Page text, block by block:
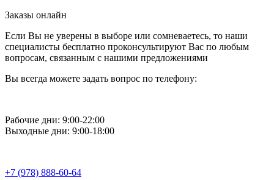
Заказы онлайн
Если Вы не уверены в выборе или сомневаетесь, то наши
специалисты бесплатно проконсультируют Вас по любым
вопросам, связанным с нашими предложениями
Вы всегда можете задать вопрос по телефону:
Рабочие дни: 9:00-22:00
Выходные дни: 9:00-18:00
+7 (978) 888-60-64